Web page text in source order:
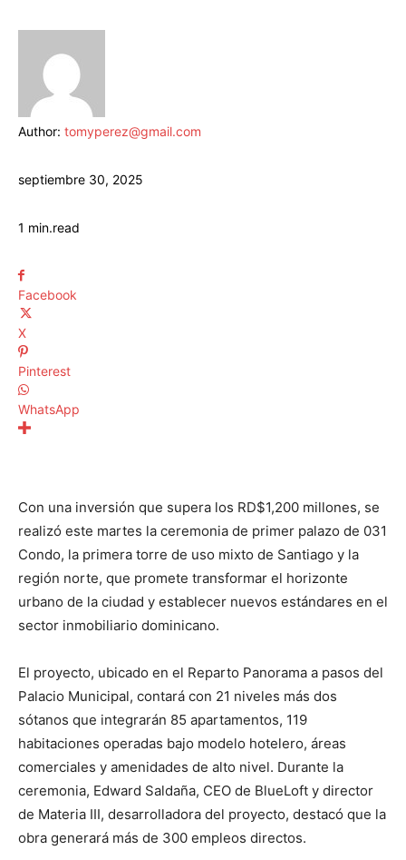
Author: tomyperez@gmail.com
septiembre 30, 2025
1 min.read
Facebook
X
Pinterest
WhatsApp
Con una inversión que supera los RD$1,200 millones, se
realizó este martes la ceremonia de primer palazo de 031
Condo, la primera torre de uso mixto de Santiago y la
región norte, que promete transformar el horizonte
urbano de la ciudad y establecer nuevos estándares en el
sector inmobiliario dominicano.
El proyecto, ubicado en el Reparto Panorama a pasos del
Palacio Municipal, contará con 21 niveles más dos
sótanos que integrarán 85 apartamentos, 119
habitaciones operadas bajo modelo hotelero, áreas
comerciales y amenidades de alto nivel. Durante la
ceremonia, Edward Saldaña, CEO de BlueLoft y director
de Materia III, desarrolladora del proyecto, destacó que la
obra generará más de 300 empleos directos.